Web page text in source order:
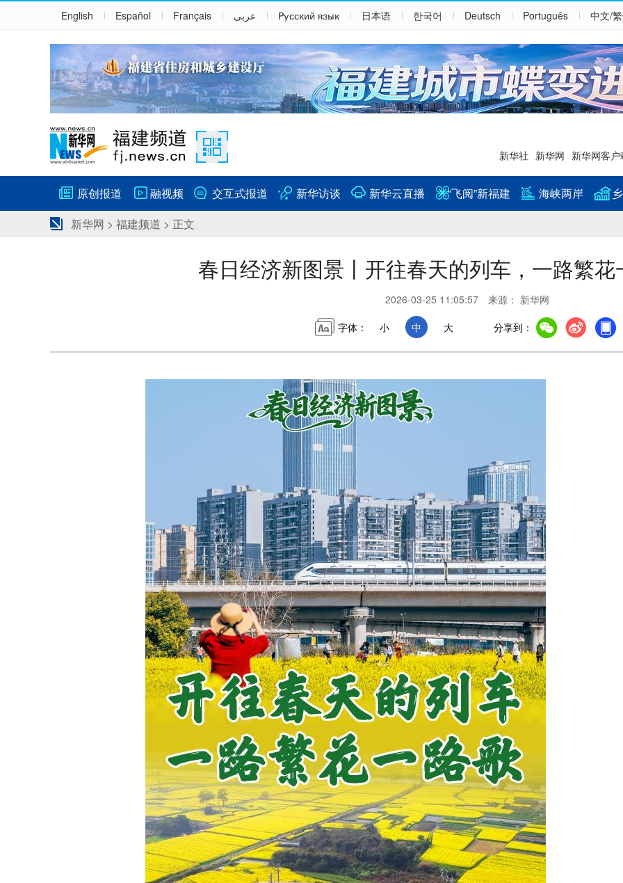
English Español Français عربى Русский язык 日本语 한국어 Deutsch Português 中文/
新华社 新华网 新华网客户
原创报道 融视频 交互式报道 新华访谈 新华云直播 “飞阅”新福建 海峡两岸
新华网 > 福建频道 > 正文
春日经济新图景丨开往春天的列车，一路繁花
2026-03-25 11:05:57 来源： 新华网
字体：
小 中 大 分享到：